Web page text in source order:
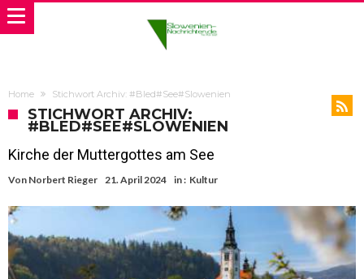
Home Stichwort Archiv: #Bled#See#Slowenien
STICHWORT ARCHIV:
#BLED#SEE#SLOWENIEN
Kirche der Muttergottes am See
Von Norbert Rieger 21. April 2024 in : Kultur